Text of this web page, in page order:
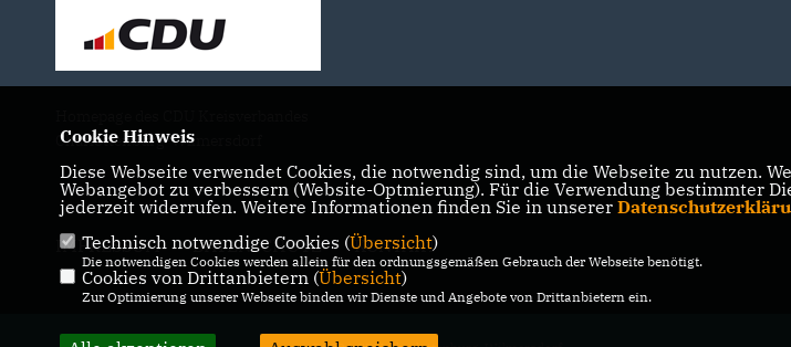
Charlottenburg-Wilmersdorf
IMPRESSUM DATENSCHUTZ KONTAKT
Cookie Hinweis
Diese Webseite verwendet Cookies, die notwendig sind, um die Webseite zu nutzen.
Webangebot zu verbessern (Website-Optmierung). Für die Verwendung bestimmter
jederzeit widerrufen. Weitere Informationen finden Sie in unserer
Technisch notwendige Cookies (Übersicht)
Die notwendigen Cookies werden allein für den ordnungsgemäßen Gebrauch der Webseite benötigt.
Cookies von Drittanbietern (Übersicht)
Zur Optimierung unserer Webseite binden wir Dienste und Angebote von Drittanbietern ein.